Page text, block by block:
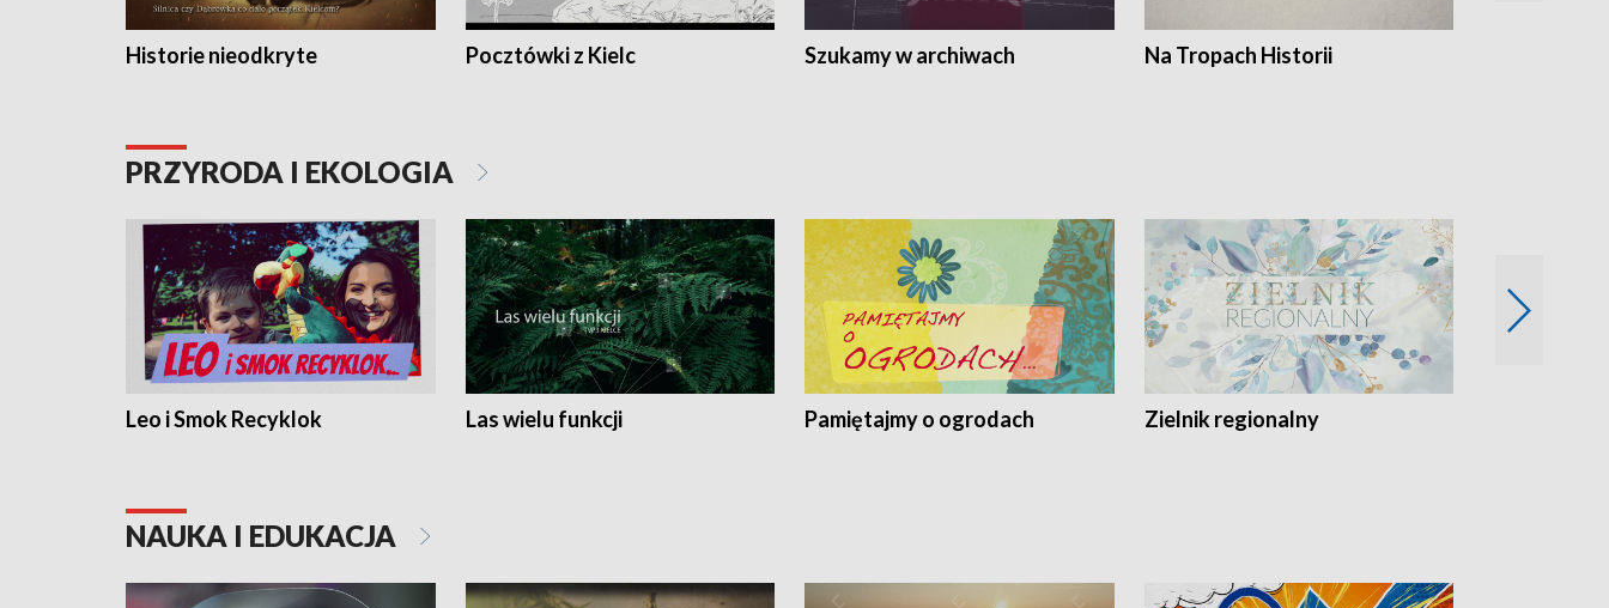
Historie nieodkryte Pocztówki z Kielc Szukamy w archiwach Na Tropach Historii
PRZYRODA I EKOLOGIA
Leo i Smok Recyklok Las wielu funkcji Pamiętajmy o ogrodach Zielnik regionalny
NAUKA I EDUKACJA